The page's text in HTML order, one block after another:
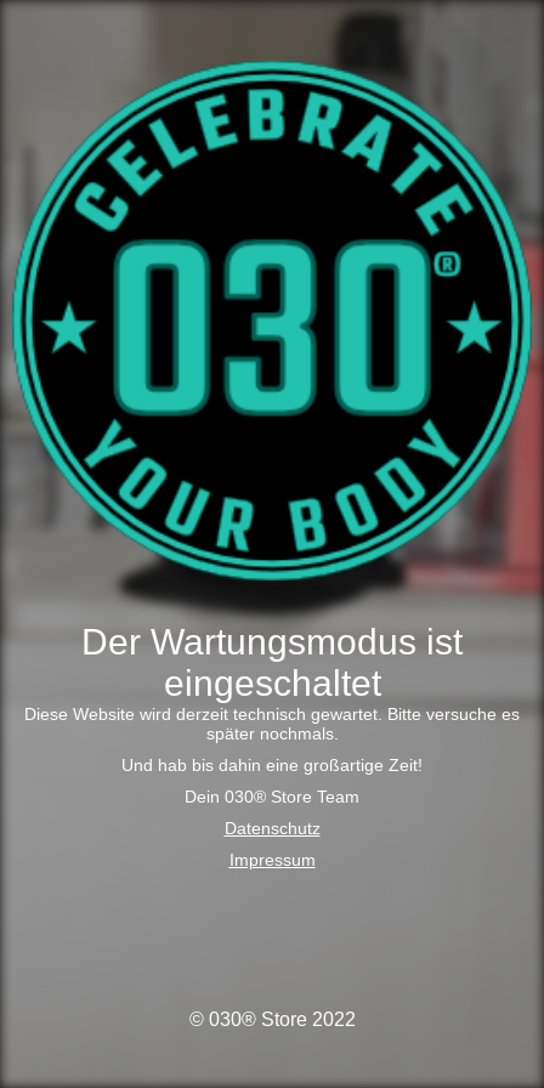
Der Wartungsmodus ist
eingeschaltet
Diese Website wird derzeit technisch gewartet. Bitte versuche es
später nochmals.
Und hab bis dahin eine großartige Zeit!
Dein 030® Store Team
Datenschutz
Impressum
© 030® Store 2022